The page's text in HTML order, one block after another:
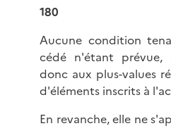
180
Aucune condition
cédé n'étant prévue,
donc aux plus-values
d'éléments inscrits à
En revanche, elle ne